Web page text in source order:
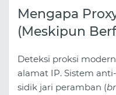
Mengapa
(Meskipun
Deteksi proksi
alamat IP. Sistem
sidik jari peramban (